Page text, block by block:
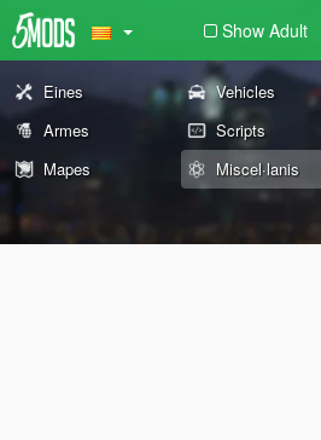
Show Adult
Eines Vehicles
Armes
Scripts
Mapes
Miscel·lanis